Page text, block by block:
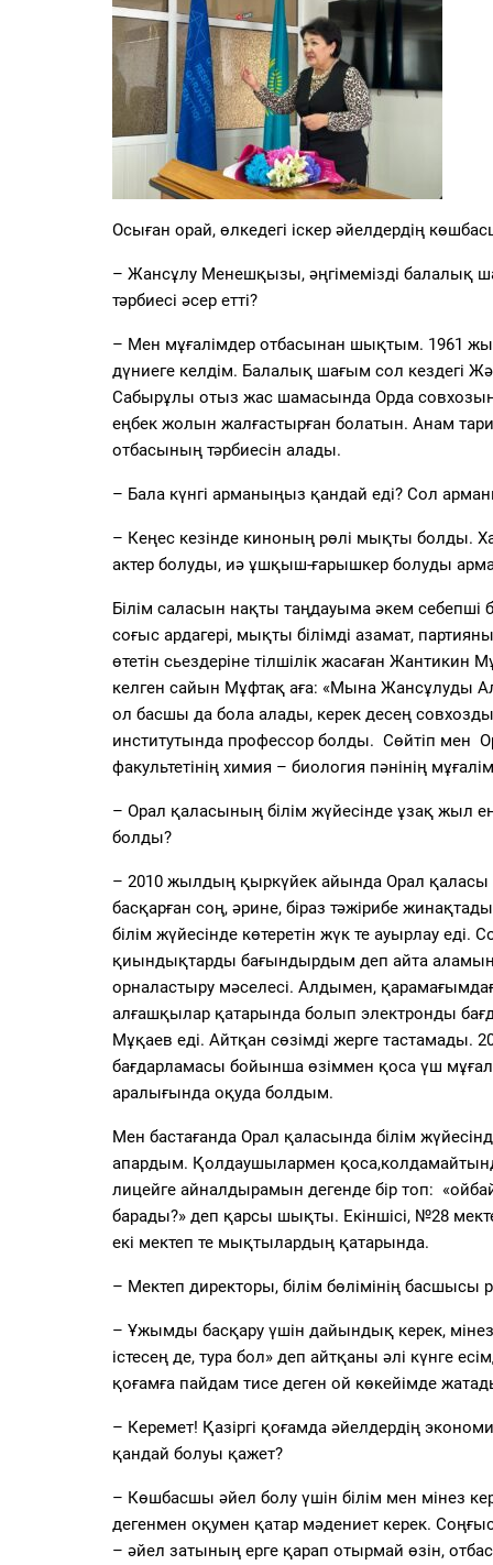
Осыған орай, өлкедегі іскер әйелдердің
– Жансұлу Менешқызы, әңгімемізді балалық
тәрбиесі әсер етті?
– Мен мұғалімдер отбасынан шықтым. 1961
дүниеге келдім. Балалық шағым сол кездегі
Сабырұлы отыз жас шамасында Орда
еңбек жолын жалғастырған болатын. Анам
отбасының тәрбиесін алады.
– Бала күнгі арманыңыз қандай еді? Сол
– Кеңес кезінде киноның рөлі мықты болды.
актер болуды, иә ұшқыш-ғарышкер болуды
Білім саласын нақты таңдауыма әкем себепші
соғыс ардагері, мықты білімді азамат,
өтетін сьездеріне тілшілік жасаған Жантикин
келген сайын Мұфтақ аға: «Мына Жансұлуды
ол басшы да бола алады, керек десең
институтында профессор болды. Сөйтіп мен
факультетінің химия – биология пәнінің
– Орал қаласының білім жүйесінде ұзақ жыл
болды?
– 2010 жылдың қыркүйек айында Орал қаласы
басқарған соң, әрине, біраз тәжірибе жинақта
білім жүйесінде көтеретін жүк те ауырлау еді.
қиындықтарды бағындырдым деп айта
орналастыру мәселесі. Алдымен,
алғашқылар қатарында болып электронды
Мұқаев еді. Айтқан сөзімді жерге тастамады.
бағдарламасы бойынша өзіммен қоса үш
аралығында оқуда болдым.
Мен бастағанда Орал қаласында білім
апардым. Қолдаушылармен қоса,
лицейге айналдырамын дегенде бір топ:
барады?» деп қарсы шықты. Екіншісі, №28
екі мектеп те мықтылардың қатарында.
– Мектеп директоры, білім бөлімінің басшысы
– Ұжымды басқару үшін дайындық керек,
істесең де, тура бол» деп айтқаны әлі күнге
қоғамға пайдам тисе деген ой көкейімде
– Керемет! Қазіргі қоғамда әйелдердің
қандай болуы қажет?
– Көшбасшы әйел болу үшін білім мен мінез
дегенмен оқумен қатар мәдениет керек.
– әйел затының ерге қарап отырмай өзін,